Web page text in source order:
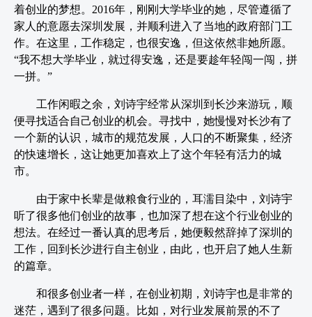
着创业的梦想。2016年，刚刚大学毕业的她，尽管遵循了
家人的意愿去深圳发展，并顺利进入了当地的政府部门工
作。在这里，工作稳定，也很安逸，但这依然非她所愿。
“我不想大学毕业，就过得安逸，还是要趁年轻闯一闯，拼
一拼。”
工作闲暇之余，刘诗宇经常从深圳到长沙来游玩，顺
便寻找适合自己创业的机会。寻找中，她慢慢对长沙有了
一个新的认识，城市的规范发展，人口的不断聚集，经济
的快速增长，这让她更加喜欢上了这个年轻有活力的城
市。
由于家中长辈是做粮食行业的，耳濡目染中，刘诗宇
听了很多他们创业的故事，也加深了想在这个行业创业的
想法。在经过一番认真的思考后，她便毅然辞掉了深圳的
工作，回到长沙进行自主创业，由此，也开启了她人生新
的篇章。
和很多创业者一样，在创业初期，刘诗宇也是非常的
迷茫，遇到了很多问题。比如，对行业发展前景的不了